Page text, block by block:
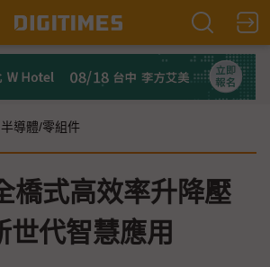
半導體/零組件
橋式高效率升降壓
世代智慧應用